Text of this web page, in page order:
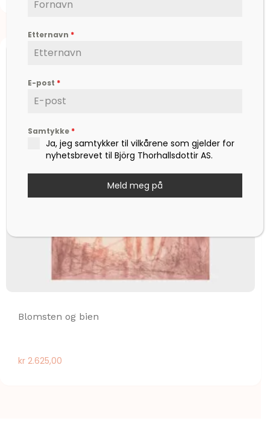
Blomsten og bien
kr 2.625,00
Etternavn *
E-post *
Samtykke *
Ja, jeg samtykker til vilkårene som gjelder for
nyhetsbrevet til Björg Thorhallsdottir AS.
Meld meg på